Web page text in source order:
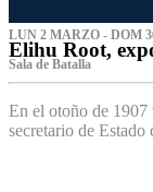
LUN 2 MARZO - DOM
Elihu Root,
Sala de Batalla
En el otoño de
secretario de